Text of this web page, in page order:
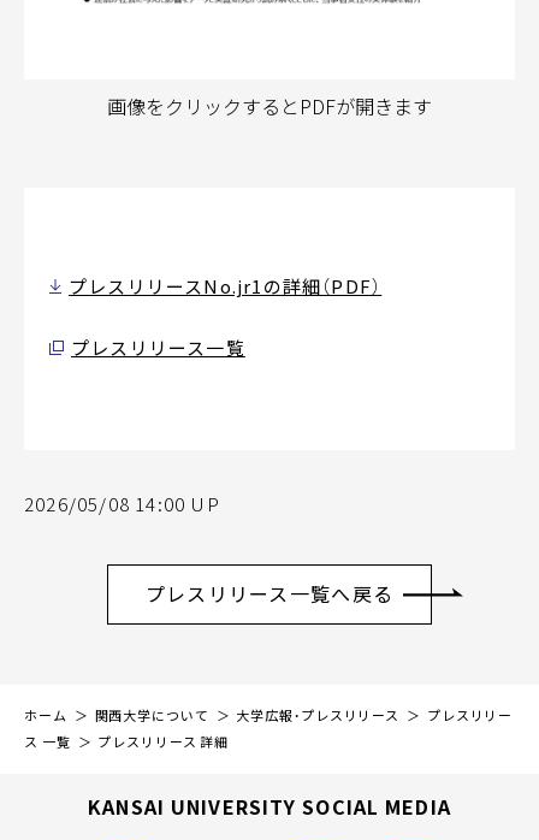
画像をクリックするとPDFが開きます
プレスリリースNo.jr1の詳細（PDF）
プレスリリース一覧
2026/05/08 14:00 UP
プレスリリース一覧へ戻る
ホーム 関西大学について 大学広報・プレスリリース
プレスリリー
ス 一覧
プレスリリース 詳細
KANSAI UNIVERSITY SOCIAL MEDIA